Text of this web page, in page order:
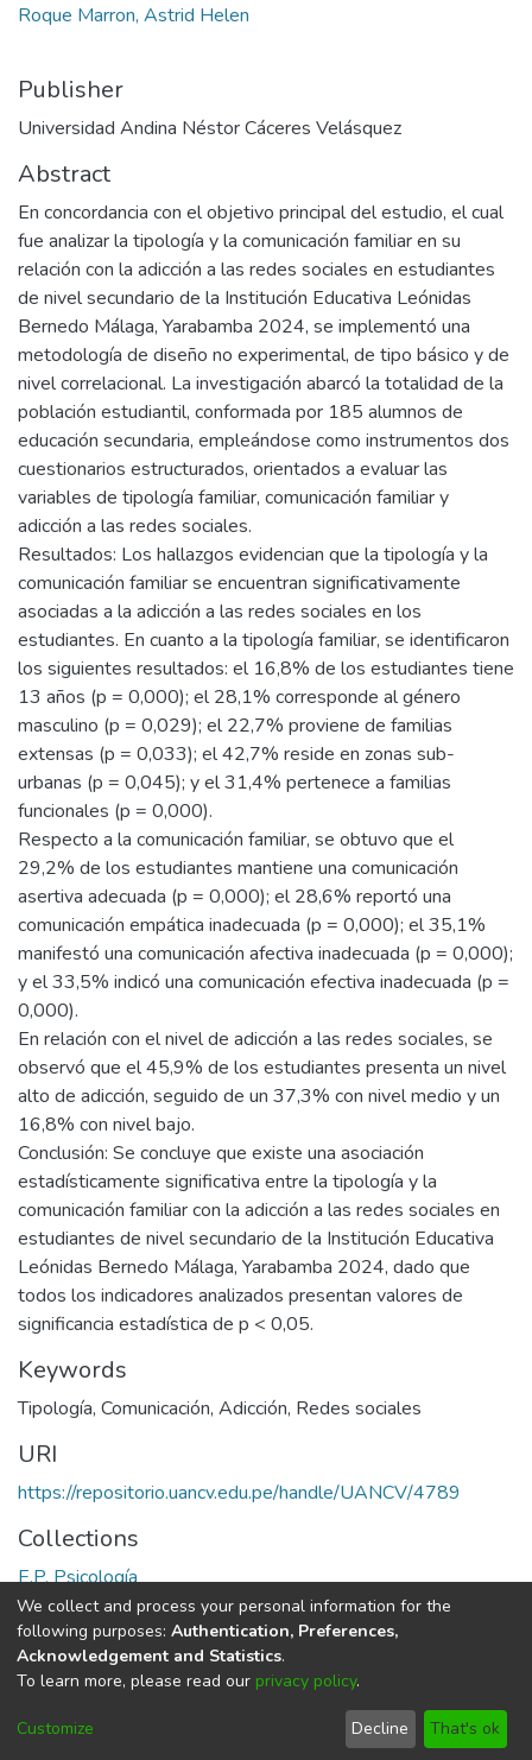
Roque Marron, Astrid Helen
Publisher
Universidad Andina Néstor Cáceres Velásquez
Abstract
En concordancia con el objetivo principal del estudio, el cual
fue analizar la tipología y la comunicación familiar en su
relación con la adicción a las redes sociales en estudiantes
de nivel secundario de la Institución Educativa Leónidas
Bernedo Málaga, Yarabamba 2024, se implementó una
metodología de diseño no experimental, de tipo básico y de
nivel correlacional. La investigación abarcó la totalidad de la
población estudiantil, conformada por 185 alumnos de
educación secundaria, empleándose como instrumentos dos
cuestionarios estructurados, orientados a evaluar las
variables de tipología familiar, comunicación familiar y
adicción a las redes sociales.
Resultados: Los hallazgos evidencian que la tipología y la
comunicación familiar se encuentran significativamente
asociadas a la adicción a las redes sociales en los
estudiantes. En cuanto a la tipología familiar, se identificaron
los siguientes resultados: el 16,8% de los estudiantes tiene
13 años (p = 0,000); el 28,1% corresponde al género
masculino (p = 0,029); el 22,7% proviene de familias
extensas (p = 0,033); el 42,7% reside en zonas sub-
urbanas (p = 0,045); y el 31,4% pertenece a familias
funcionales (p = 0,000).
Respecto a la comunicación familiar, se obtuvo que el
29,2% de los estudiantes mantiene una comunicación
asertiva adecuada (p = 0,000); el 28,6% reportó una
comunicación empática inadecuada (p = 0,000); el 35,1%
manifestó una comunicación afectiva inadecuada (p = 0,000);
y el 33,5% indicó una comunicación efectiva inadecuada (p =
0,000).
En relación con el nivel de adicción a las redes sociales, se
observó que el 45,9% de los estudiantes presenta un nivel
alto de adicción, seguido de un 37,3% con nivel medio y un
16,8% con nivel bajo.
Conclusión: Se concluye que existe una asociación
estadísticamente significativa entre la tipología y la
comunicación familiar con la adicción a las redes sociales en
estudiantes de nivel secundario de la Institución Educativa
Leónidas Bernedo Málaga, Yarabamba 2024, dado que
todos los indicadores analizados presentan valores de
significancia estadística de p < 0,05.
Keywords
Tipología, Comunicación, Adicción, Redes sociales
URI
https://repositorio.uancv.edu.pe/handle/UANCV/4789
Collections
E.P. Psicología
Full item page
DSpace softwarecopyright © 2002-2026
Cookie
End User
Agreement
Send
Feedback
We collect and process your personal information for the
following purposes: Authentication, Preferences,
Acknowledgement and Statistics.
To learn more, please read our privacy policy.
Customize Decline That's ok